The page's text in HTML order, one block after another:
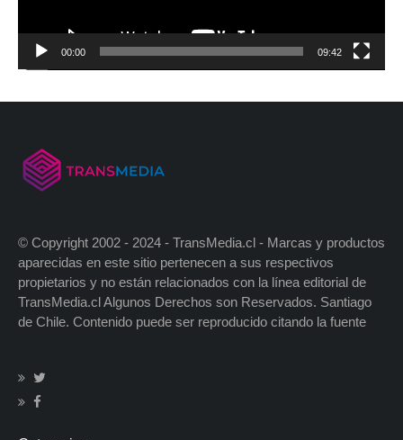
00:00 09:42
© Copyright 2002 - 2024 - TransMedia.cl - Marcas y productos
aparecidas en este sitio pertenecen a sus respectivos
propietarios y no están relacionados con la línea editorial de
TransMedia.cl Algunos Derechos son Reservados. Santiago
de Chile. Contenido puede ser reproducido citando la fuente